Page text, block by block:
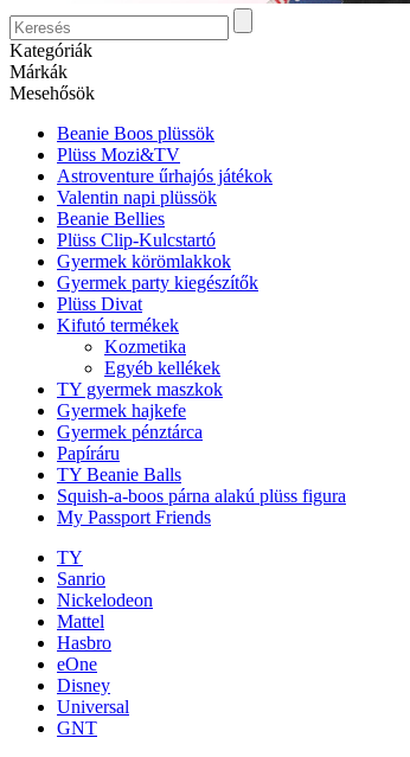
Kategóriák
Márkák
Mesehősök
Beanie Boos plüssök
Plüss Mozi&TV
Astroventure űrhajós játékok
Valentin napi plüssök
Beanie Bellies
Plüss Clip-Kulcstartó
Gyermek körömlakkok
Gyermek party kiegészítők
Plüss Divat
Kifutó termékek
Kozmetika
Egyéb kellékek
TY gyermek maszkok
Gyermek hajkefe
Gyermek pénztárca
Papíráru
TY Beanie Balls
Squish-a-boos párna alakú plüss figura
My Passport Friends
TY
Sanrio
Nickelodeon
Mattel
Hasbro
eOne
Disney
Universal
GNT